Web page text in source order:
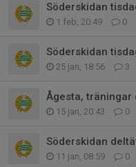
Söderskidan
1 feb, 20:49 0
Söderskidan
25 jan, 18:56 3
Ågesta, träningar
15 jan, 20:43 0
Söderskidan
11 jan, 08:59 0